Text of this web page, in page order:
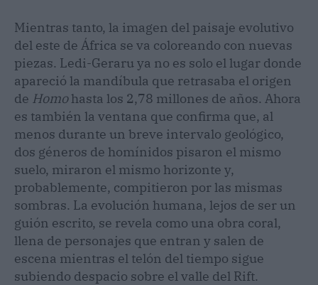
Mientras tanto, la imagen del paisaje evolutivo
del este de África se va coloreando con nuevas
piezas. Ledi-Geraru ya no es solo el lugar donde
apareció la mandíbula que retrasaba el origen
de Homohasta los 2,78 millones de años. Ahora
es también la ventana que confirma que, al
menos durante un breve intervalo geológico,
dos géneros de homínidos pisaron el mismo
suelo, miraron el mismo horizonte y,
probablemente, compitieron por las mismas
sombras. La evolución humana, lejos de ser un
guión escrito, se revela como una obra coral,
llena de personajes que entran y salen de
escena mientras el telón del tiempo sigue
subiendo despacio sobre el valle del Rift.